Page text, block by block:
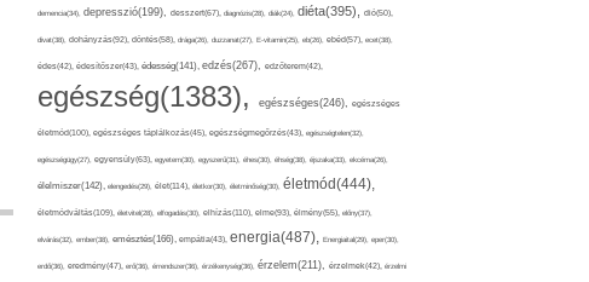
demencia(34), depresszió(199), desszert(67), diagnózis(28), diák(24), diéta(395), dió(50),
divat(38), dohányzás(92), döntés(58), drága(26), duzzanat(27), E-vitamin(25), eb(26), ebéd(57), ecet(38),
édes(42), édesítőszer(43), édesség(141), edzés(267), edzőterem(42),
egészség(1383), egészséges(246), egészséges
életmód(100), egészséges táplálkozás(45), egészségmegőrzés(43), egészségtelen(32),
egészségügy(27), egyensúly(63), egyetem(30), egyszerű(31), éhes(30), éhség(38), éjszaka(33), ekcéma(26),
élelmiszer(142), elengedés(29), élet(114), életkor(30), életminőség(30), életmód(444),
életmódváltás(109), életvitel(28), elfogadás(30), elhízás(110), elme(93), élmény(55), előny(37),
elvárás(32), ember(38), emésztés(166), empátia(43), energia(487), Energiaital(29), eper(30),
erdő(36), eredmény(47), erő(36), érrendszer(36), érzékenység(36), érzelem(211), érzelmek(42), érzelmi